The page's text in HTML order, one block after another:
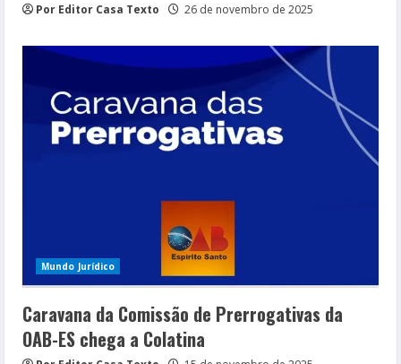
Por Editor Casa Texto 26 de novembro de 2025
Mundo Jurídico
Caravana da Comissão de Prerrogativas da
OAB-ES chega a Colatina